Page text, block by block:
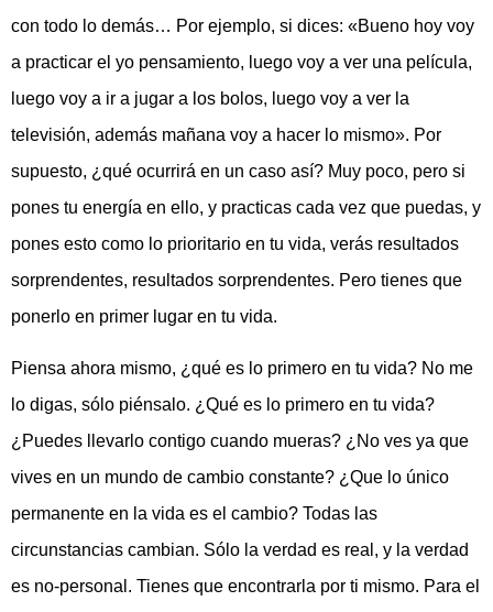
con todo lo demás… Por ejemplo, si dices: «Bueno hoy voy
a practicar el yo pensamiento, luego voy a ver una película,
luego voy a ir a jugar a los bolos, luego voy a ver la
televisión, además mañana voy a hacer lo mismo». Por
supuesto, ¿qué ocurrirá en un caso así? Muy poco, pero si
pones tu energía en ello, y practicas cada vez que puedas, y
pones esto como lo prioritario en tu vida, verás resultados
sorprendentes, resultados sorprendentes. Pero tienes que
ponerlo en primer lugar en tu vida.
Piensa ahora mismo, ¿qué es lo primero en tu vida? No me
lo digas, sólo piénsalo. ¿Qué es lo primero en tu vida?
¿Puedes llevarlo contigo cuando mueras? ¿No ves ya que
vives en un mundo de cambio constante? ¿Que lo único
permanente en la vida es el cambio? Todas las
circunstancias cambian. Sólo la verdad es real, y la verdad
es no-personal. Tienes que encontrarla por ti mismo. Para el